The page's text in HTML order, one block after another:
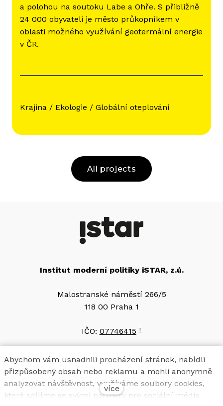
a polohou na soutoku Labe a Ohře. S přibližně
24 000 obyvateli je město průkopníkem v
oblasti možného využívání geotermální energie
v ČR.
Krajina / Ekologie / Globální oteplování
All projects
Institut moderní politiky iSTAR, z.ú.
Malostranské náměstí 266/5
118 00 Praha 1
IČO: 07746415
Bankovní spojení
2501560697/2010
Abychom vám usnadnili procházení stránek, nabídli
přizpůsobený obsah nebo reklamu a mohli anonymně
analyzovat návštěvnost, využíváme soubory cookies,
které sdílíme se svými partnery pro sociální média,
více